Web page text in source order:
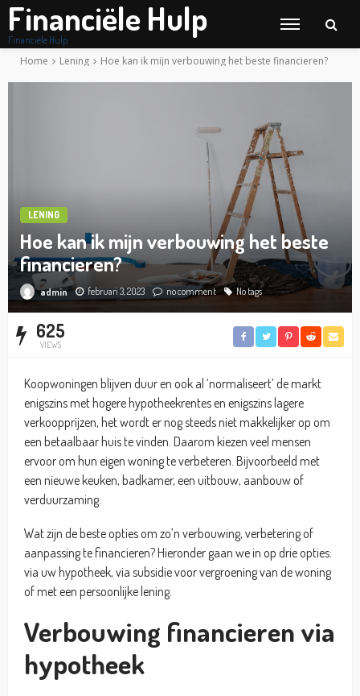
Financiële Hulp
Financiële Hulp
Home Lening Hoe kan ik mijn verbouwing het beste financieren?
LENING
Hoe kan ik mijn verbouwing het beste
financieren?
admin februari 3, 2023 no comment No tags
625
VIEWS
Koopwoningen blijven duur en ook al ‘normaliseert’ de markt
enigszins met hogere hypotheekrentes en enigszins lagere
verkoopprijzen, het wordt er nog steeds niet makkelijker op om
een betaalbaar huis te vinden. Daarom kiezen veel mensen
ervoor om hun eigen woning te verbeteren. Bijvoorbeeld met
een nieuwe keuken, badkamer, een uitbouw, aanbouw of
verduurzaming.
Wat zijn de beste opties om zo’n verbouwing, verbetering of
aanpassing te financieren? Hieronder gaan we in op drie opties:
via uw hypotheek, via subsidie voor vergroening van de woning
of met een persoonlijke lening.
Verbouwing financieren via
hypotheek